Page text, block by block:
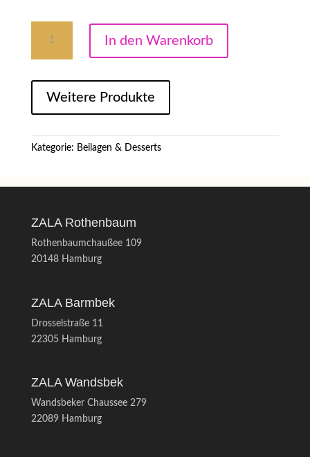
Pakora
Menge
In den Warenkorb
Weitere Produkte
Kategorie: Beilagen & Desserts
ZALA Rothenbaum
Rothenbaumchaußee 109
20148 Hamburg
ZALA Barmbek
Drosselstraße 11
22305 Hamburg
ZALA Wandsbek
Wandsbeker Chaussee 279
22089 Hamburg